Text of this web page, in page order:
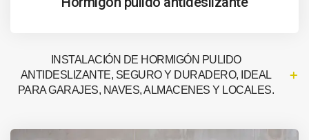
INSTALACIÓN DE HORMIGÓN PULIDO
ANTIDESLIZANTE, SEGURO Y DURADERO, IDEAL
PARA GARAJES, NAVES, ALMACENES Y LOCALES.